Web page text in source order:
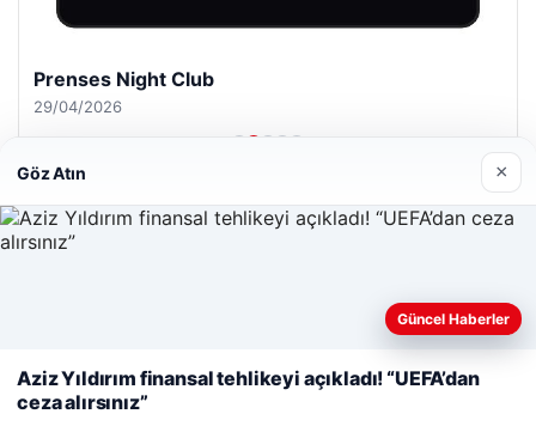
Prenses Night Club
29/04/2026
Web sitemizi nasıl kullandığınızı daha iyi anlayabilmek,
kullanıyoruz.
Çerez Politikamız
Reddet
Göz Atın ×
Güncel Haberler
Aziz Yıldırım finansal tehlikeyi açıkladı! “UEFA’dan
ceza alırsınız”
escort
escort
escort
escort
escort